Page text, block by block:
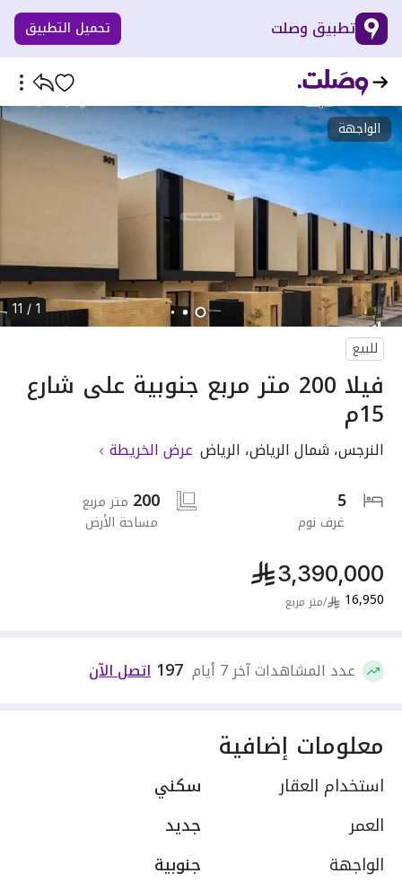
تطبيق وصلت تحميل التطبيق
الواجهة
1 / 11
للبيع
فيلا 200 متر مربع جنوبية على شارع
15م
النرجس، شمال الرياض، الرياض عرض الخريطة
5
غرف نوم
200 متر مربع
مساحة الأرض
3,390,000
16,950
/متر مربع
عدد المشاهدات آخر 7 أيام 197 اتصل الآن
معلومات إضافية
استخدام العقار
سكني
العمر
جديد
الواجهة
جنوبية